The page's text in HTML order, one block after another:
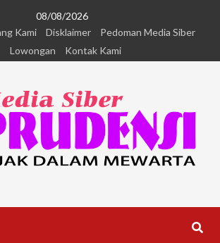
08/08/2026
Kami Disklaimer
Pedoman Media Siber
Lowongan
Kontak Kami